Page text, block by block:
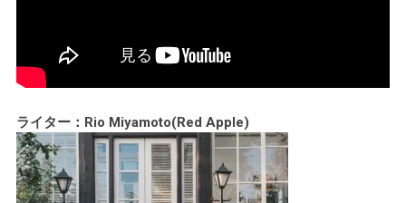
ライター：Rio Miyamoto(Red Apple)